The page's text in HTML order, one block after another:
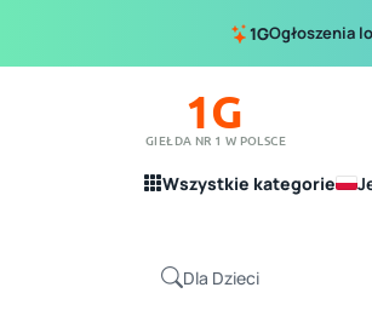
1GOgłoszenia
1G
GIEŁDA NR 1 W POLSCE
Wszystkie kategorie